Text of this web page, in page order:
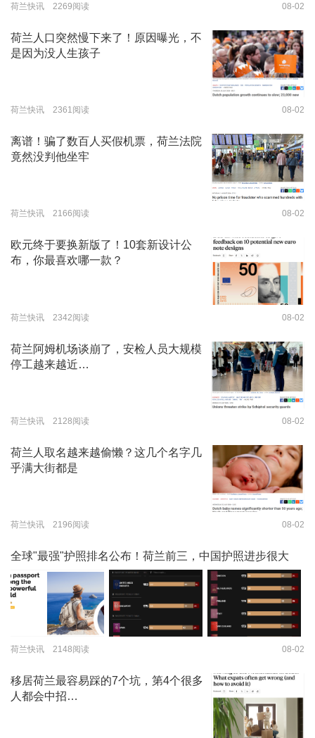
荷兰快讯 2269阅读 08-02
荷兰人口突然慢下来了！原因曝光，不
是因为没人生孩子
荷兰快讯 2361阅读 08-02
离谱！骗了数百人买假机票，荷兰法院
竟然没判他坐牢
荷兰快讯 2166阅读 08-02
欧元终于要换新版了！10套新设计公
布，你最喜欢哪一款？
荷兰快讯 2342阅读 08-02
荷兰阿姆机场谈崩了，安检人员大规模
停工越来越近…
荷兰快讯 2128阅读 08-02
荷兰人取名越来越偷懒？这几个名字几
乎满大街都是
荷兰快讯 2196阅读 08-02
全球"最强"护照排名公布！荷兰前三，中国护照进步很大
荷兰快讯 2148阅读 08-02
移居荷兰最容易踩的7个坑，第4个很多
人都会中招…